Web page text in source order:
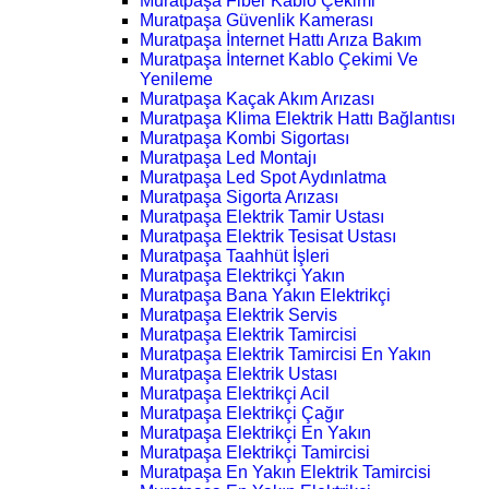
Muratpaşa Güvenlik Kamerası
Muratpaşa İnternet Hattı Arıza Bakım
Muratpaşa İnternet Kablo Çekimi Ve
Yenileme
Muratpaşa Kaçak Akım Arızası
Muratpaşa Klima Elektrik Hattı Bağlantısı
Muratpaşa Kombi Sigortası
Muratpaşa Led Montajı
Muratpaşa Led Spot Aydınlatma
Muratpaşa Sigorta Arızası
Muratpaşa Elektrik Tamir Ustası
Muratpaşa Elektrik Tesisat Ustası
Muratpaşa Taahhüt İşleri
Muratpaşa Elektrikçi Yakın
Muratpaşa Bana Yakın Elektrikçi
Muratpaşa Elektrik Servis
Muratpaşa Elektrik Tamircisi
Muratpaşa Elektrik Tamircisi En Yakın
Muratpaşa Elektrik Ustası
Muratpaşa Elektrikçi Acil
Muratpaşa Elektrikçi Çağır
Muratpaşa Elektrikçi En Yakın
Muratpaşa Elektrikçi Tamircisi
Muratpaşa En Yakın Elektrik Tamircisi